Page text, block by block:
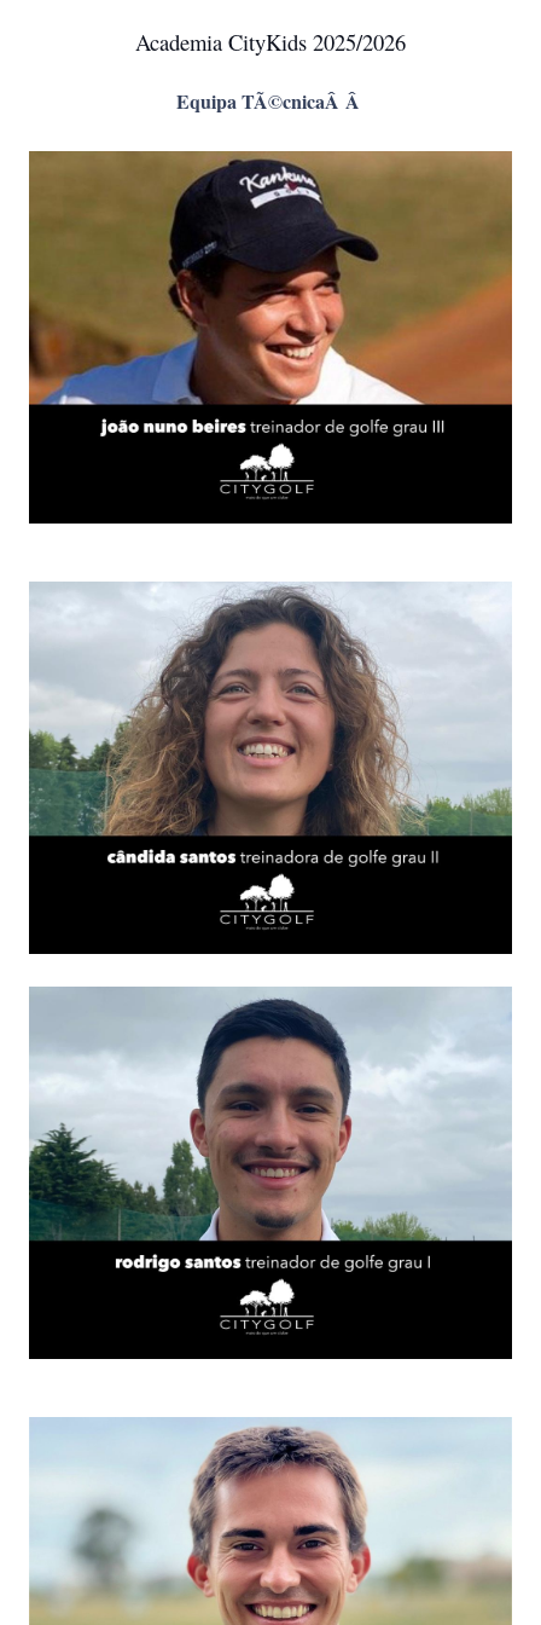
Academia CityKids 2025/2026
Equipa TÃ©cnicaÂ Â